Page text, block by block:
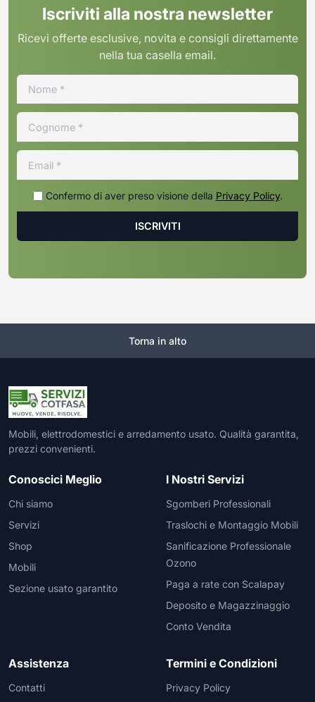
Iscriviti alla nostra newsletter
Ricevi offerte esclusive, novita e consigli direttamente
nella tua casella email.
Confermo di aver preso visione della Privacy Policy.
Torna in alto
Mobili, elettrodomestici e arredamento usato. Qualità garantita,
prezzi convenienti.
Conoscici Meglio
Chi siamo
Servizi
Shop
Mobili
Sezione usato garantito
I Nostri Servizi
Sgomberi Professionali
Traslochi e Montaggio Mobili
Sanificazione Professionale
Ozono
Paga a rate con Scalapay
Deposito e Magazzinaggio
Conto Vendita
Assistenza
Contatti
Termini e Condizioni
Privacy Policy